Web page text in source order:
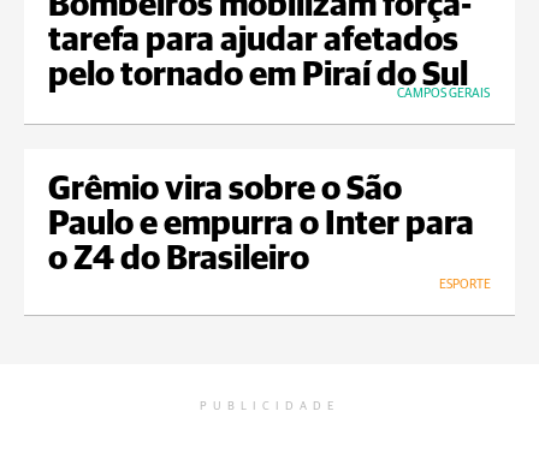
tarefa para ajudar afetados
pelo tornado em Piraí do Sul
CAMPOS GERAIS
Grêmio vira sobre o São
Paulo e empurra o Inter para
o Z4 do Brasileiro
ESPORTE
PUBLICIDADE